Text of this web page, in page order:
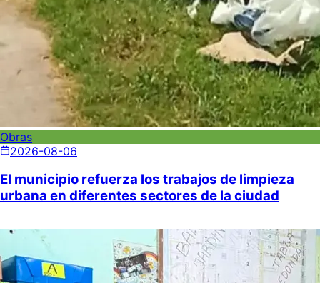
Obras
2026-08-06
El municipio refuerza los trabajos de limpieza
urbana en diferentes sectores de la ciudad